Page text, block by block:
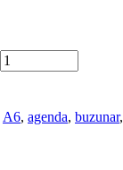
A6, agenda, buzunar,